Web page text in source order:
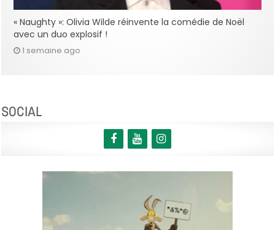
« Naughty »: Olivia Wilde réinvente la comédie de Noël
avec un duo explosif !
1 semaine ago
SOCIAL